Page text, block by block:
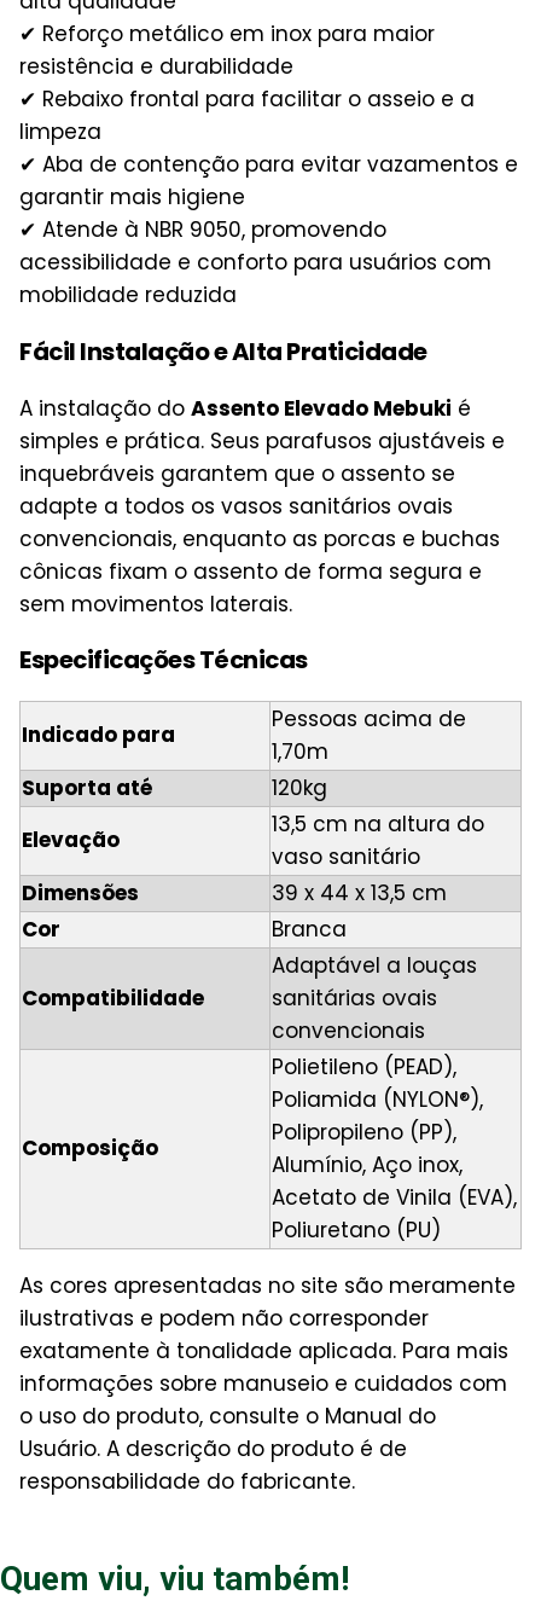
✔ Reforço metálico em inox para maior
resistência e durabilidade
✔ Rebaixo frontal para facilitar o asseio e a
limpeza
✔ Aba de contenção para evitar vazamentos e
garantir mais higiene
✔ Atende à NBR 9050, promovendo
acessibilidade e conforto para usuários com
mobilidade reduzida
Fácil Instalação e Alta Praticidade
A instalação do Assento Elevado Mebuki é
simples e prática. Seus parafusos ajustáveis e
inquebráveis garantem que o assento se
adapte a todos os vasos sanitários ovais
convencionais, enquanto as porcas e buchas
cônicas fixam o assento de forma segura e
sem movimentos laterais.
Especificações Técnicas
Indicado para
Pessoas acima de
1,70m
Suporta até
120kg
Elevação
13,5 cm na altura do
vaso sanitário
Dimensões
39 x 44 x 13,5 cm
Cor
Branca
Compatibilidade
Adaptável a louças
sanitárias ovais
convencionais
Composição
Polietileno (PEAD),
Poliamida (NYLON®),
Polipropileno (PP),
Alumínio, Aço inox,
Acetato de Vinila (EVA),
Poliuretano (PU)
As cores apresentadas no site são meramente
ilustrativas e podem não corresponder
exatamente à tonalidade aplicada. Para mais
informações sobre manuseio e cuidados com
o uso do produto, consulte o Manual do
Usuário. A descrição do produto é de
responsabilidade do fabricante.
Quem viu, viu também!